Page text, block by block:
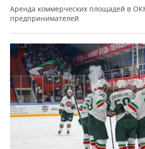
Аренда коммерческих площадей в
предпринимателей